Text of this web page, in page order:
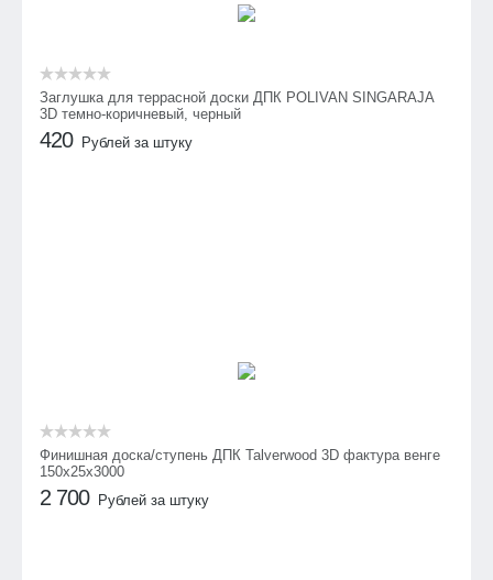
Заглушка для террасной доски ДПК POLIVAN SINGARAJA
3D темно-коричневый, черный
420 Рублей за штуку
Финишная доска/ступень ДПК Talverwood 3D фактура венге
150х25х3000
2 700 Рублей за штуку